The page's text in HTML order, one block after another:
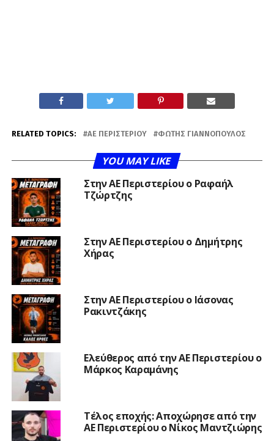
RELATED TOPICS: ΑΕ ΠΕΡΙΣΤΕΡΊΟΥ ΦΏΤΗΣ ΓΙΑΝΝΌΠΟΥΛΟΣ
YOU MAY LIKE
Στην ΑΕ Περιστερίου ο Ραφαήλ
Τζώρτζης
Στην ΑΕ Περιστερίου ο Δημήτρης
Χήρας
Στην ΑΕ Περιστερίου ο Ιάσονας
Ρακιντζάκης
Ελεύθερος από την ΑΕ Περιστερίου ο
Μάρκος Καραμάνης
Τέλος εποχής: Αποχώρησε από την
ΑΕ Περιστερίου ο Νίκος Μαντζιώρης